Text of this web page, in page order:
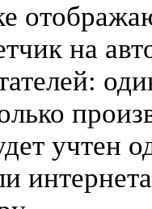
на
учтен